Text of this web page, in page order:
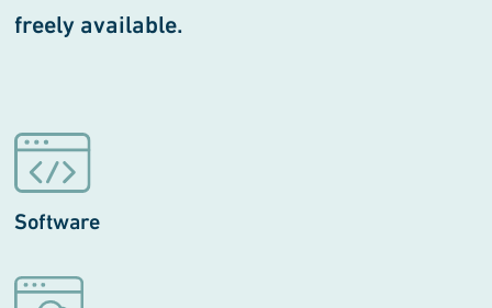
freely available.
Software